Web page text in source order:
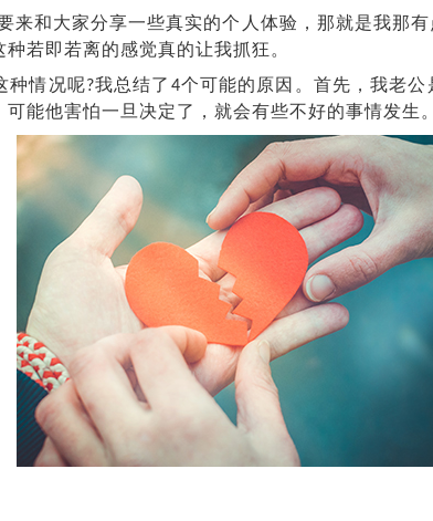
和大家分享一些真实的个人体验，那就是我那有
若即若离的感觉真的让我抓狂。
况呢?我总结了4个可能的原因。首先，我老公
能他害怕一旦决定了，就会有些不好的事情发生